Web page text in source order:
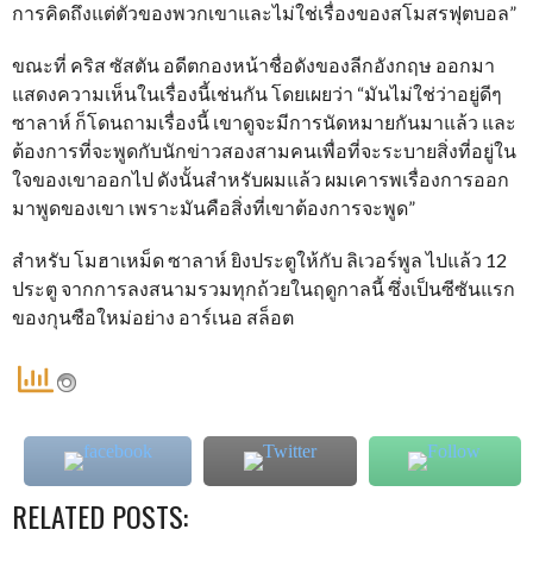
การคิดถึงแต่ตัวของพวกเขาและไม่ใช่เรื่องของสโมสรฟุตบอล”
ขณะที่ คริส ซัสตัน อดีตกองหน้าชื่อดังของลีกอังกฤษ ออกมา
แสดงความเห็นในเรื่องนี้เช่นกัน โดยเผยว่า “มันไม่ใช่ว่าอยู่ดีๆ
ซาลาห์ ก็โดนถามเรื่องนี้ เขาดูจะมีการนัดหมายกันมาแล้ว และ
ต้องการที่จะพูดกับนักข่าวสองสามคนเพื่อที่จะระบายสิ่งที่อยู่ใน
ใจของเขาออกไป ดังนั้นสำหรับผมแล้ว ผมเคารพเรื่องการออก
มาพูดของเขา เพราะมันคือสิ่งที่เขาต้องการจะพูด”
สำหรับ โมฮาเหม็ด ซาลาห์ ยิงประตูให้กับ ลิเวอร์พูล ไปแล้ว 12
ประตู จากการลงสนามรวมทุกถ้วยในฤดูกาลนี้ ซึ่งเป็นซีซันแรก
ของกุนซือใหม่อย่าง อาร์เนอ สล็อต
RELATED POSTS: